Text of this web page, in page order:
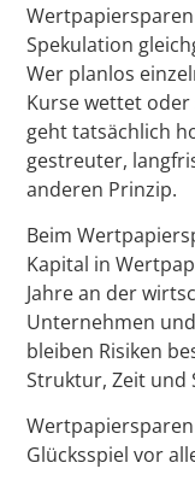
Spekulation
Wer planlos
Kurse wettet
geht tatsächlich
gestreuter,
anderen Prinzip.
Beim
Kapital in
Jahre an der
Unternehmen
bleiben Risiken
Struktur, Zeit und
Glücksspiel vor